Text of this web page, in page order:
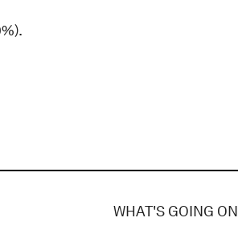
WHAT'S GOING ON